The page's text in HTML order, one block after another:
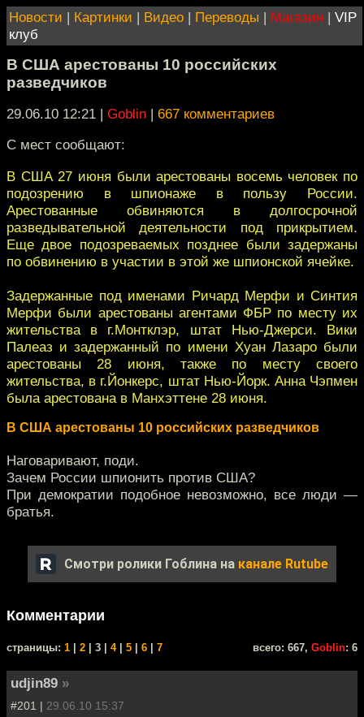
Новости | Картинки | Видео | Переводы | Магазин | VIP
клуб
В США арестованы 10 российских
разведчиков
29.06.10 12:21 | Goblin | 667 комментариев
С мест сообщают:
В США 27 июня были арестованы восемь человек по
подозрению в шпионаже в пользу России.
Арестованные обвиняются в долгосрочной
разведывательной деятельности под прикрытием.
Еще двое подозреваемых позднее были задержаны
по обвинению в участии в этой же шпионской ячейке.
Задержанные под именами Ричард Мерфи и Синтия
Мерфи были арестованы агентами ФБР по месту их
жительства в г.Монтклэр, штат Нью-Джерси. Вики
Палеаз и задержанный по имени Хуан Лазаро были
арестованы 28 июня, также по месту своего
жительства, в г.Йонкерс, штат Нью-Йорк. Анна Чэпмен
была арестована в Манхэттене 28 июня.
В США арестованы 10 российских разведчиков
Наговаривают, поди.
Зачем России шпионить против США?
При демократии подобное невозможно, все люди —
братья.
Смотри ролики Гоблина на канале Rutube
Комментарии
cтраницы: 1 2 | 3 | 4| 5 6 7 всего: 667, Goblin: 6
udjin89 »
#201 | 29.06.10 15:37